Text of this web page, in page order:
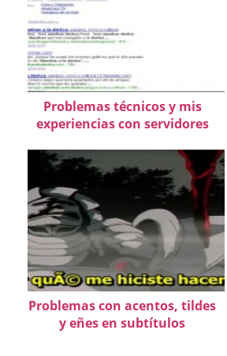
Problemas técnicos y mis
experiencias con servidores
Problemas con acentos, tildes
y eñes en subtítulos